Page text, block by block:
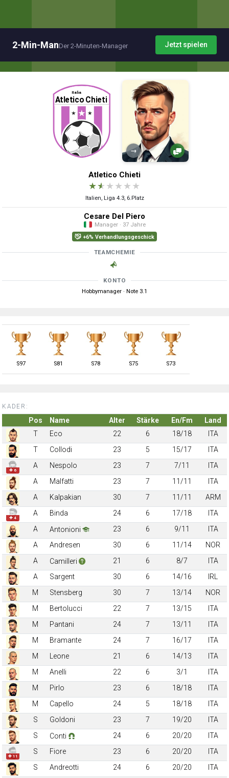
2-Min-ManDer 2-Minuten-Manager Jetzt spielen
→
Atletico Chieti
★★ ★ ★ ★ ★
Italien, Liga 4.3, 6.Platz
Cesare Del Piero
Manager · 37 Jahre
+6% Verhandlungsgeschick
TEAMCHEMIE
KONTO
Hobbymanager · Note 3.1
S97 S81 S78 S75 S73
KADER:
Pos Name Alter Stärke En/Fm
Land
T
Eco 22 6 18/18
ITA
T
Collodi 23 5 15/17 ITA
✚ 6
A Nespolo 23 7 7/11
ITA
A
Malfatti 23 7 11/11
ITA
A
Kalpakian 30 7 11/11 ARM
✚ 4
A Binda 24 6 17/18
ITA
A
Antonioni 23 6 9/11
ITA
A
Andresen 30 6 11/14
NOR
A
Camilleri 21 6 8/7
ITA
A
Sargent 30 6 14/16
IRL
M
Stensberg 30 7 13/14
NOR
M
Bertolucci 22 7 13/15
ITA
M
Pantani 24 7 13/11
ITA
M
Bramante 24 7 16/17
ITA
M
Leone 21 6 14/13
ITA
M
Anelli 22 6 3/1
ITA
M
Pirlo 23 6 18/18
ITA
M
Capello 24 5 18/18
ITA
S
Goldoni 23 7 19/20
ITA
S
Conti 24 6 20/20 ITA
✚ 11
S Fiore 23 6 20/20
ITA
S
Andreotti 24 6 20/20
ITA